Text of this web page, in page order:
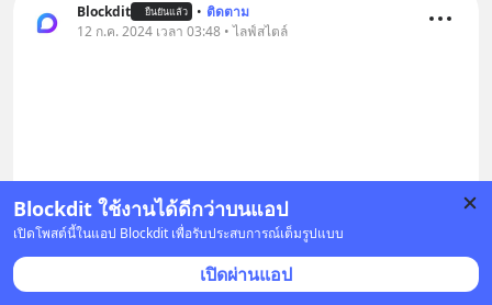
Blockdit ใช้งานได้ดีกว่าบนแอป
เปิดโพสต์นี้ในแอป Blockdit เพื่อรับประสบการณ์เต็มรูปแบบ
เปิดผ่านแอป
Blockdit ยืนยันแล้ว • ติดตาม
12 ก.ค. 2024 เวลา 03:48 • ไลฟ์สไตล์